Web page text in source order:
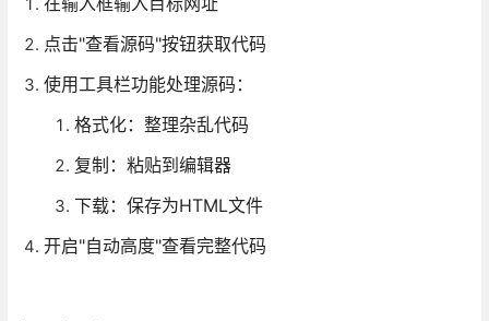
点击"查看源码"按钮获取代码
使用工具栏功能处理源码：
格式化：整理杂乱代码
复制：粘贴到编辑器
下载：保存为HTML文件
开启"自动高度"查看完整代码